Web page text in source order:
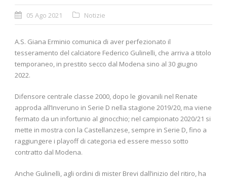
05 Ago 2021 Notizie
A.S. Giana Erminio comunica di aver perfezionato il
tesseramento del calciatore Federico Gulinelli, che arriva a titolo
temporaneo, in prestito secco dal Modena sino al 30 giugno
2022.
Difensore centrale classe 2000, dopo le giovanili nel Renate
approda all’Inveruno in Serie D nella stagione 2019/20, ma viene
fermato da un infortunio al ginocchio; nel campionato 2020/21 si
mette in mostra con la Castellanzese, sempre in Serie D, fino a
raggiungere i playoff di categoria ed essere messo sotto
contratto dal Modena.
Anche Gulinelli, agli ordini di mister Brevi dall’inizio del ritiro, ha